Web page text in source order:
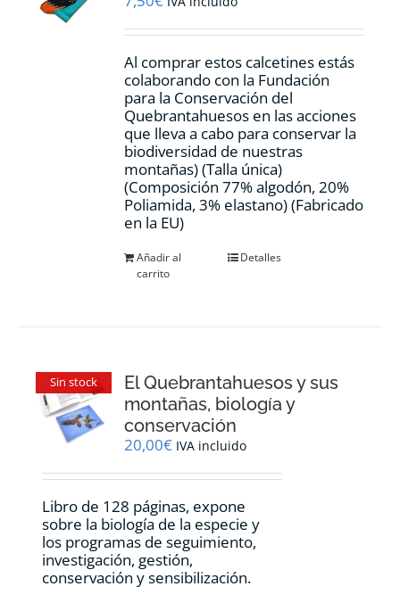
Al comprar estos calcetines estás
colaborando con la Fundación
para la Conservación del
Quebrantahuesos en las acciones
que lleva a cabo para conservar la
biodiversidad de nuestras
montañas) (Talla única)
(Composición 77% algodón, 20%
Poliamida, 3% elastano) (Fabricado
en la EU)
Añadir al
carrito
Detalles
Sin stock
El Quebrantahuesos y sus
montañas, biología y
conservación
20,00€ IVA incluido
Libro de 128 páginas, expone
sobre la biología de la especie y
los programas de seguimiento,
investigación, gestión,
conservación y sensibilización.